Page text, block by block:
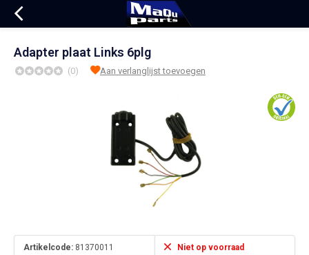
Adapter plaat Links 6plg
(0) Aan verlanglijst toevoegen
Artikelcode: 81370011 Niet op voorraad